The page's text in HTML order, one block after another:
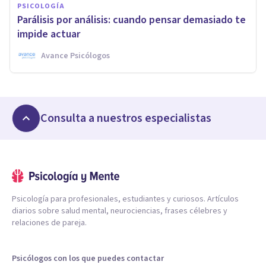
PSICOLOGÍA
Parálisis por análisis: cuando pensar demasiado te
impide actuar
Avance Psicólogos
Consulta a nuestros especialistas
Psicología para profesionales, estudiantes y curiosos. Artículos
diarios sobre salud mental, neurociencias, frases célebres y
relaciones de pareja.
Psicólogos con los que puedes contactar